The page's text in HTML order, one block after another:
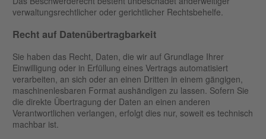
verwaltungsrechtlicher oder gerichtlicher Rechtsbehelfe.
Recht auf Daten­übertrag­barkeit
Sie haben das Recht, Daten, die wir auf Grundlage Ihrer
Einwilligung oder in Erfüllung eines Vertrags automatisiert
verarbeiten, an sich oder an einen Dritten in einem gängigen,
maschinenlesbaren Format aushändigen zu lassen. Sofern Sie
die direkte Übertragung der Daten an einen anderen
Verantwortlichen verlangen, erfolgt dies nur, soweit es technisch
machbar ist.